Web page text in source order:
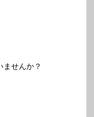
せんか？